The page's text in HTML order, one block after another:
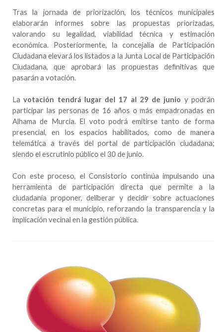
Tras la jornada de priorización, los técnicos municipales
elaborarán informes sobre las propuestas priorizadas,
valorando su legalidad, viabilidad técnica y estimación
económica. Posteriormente, la concejalía de Participación
Ciudadana elevará los listados a la Junta Local de Participación
Ciudadana, que aprobará las propuestas definitivas que
pasarán a votación.
Lavotación tendrá lugar del 17 al 29 de junio y podrán
participar las personas de 16 años o más empadronadas en
Alhama de Murcia. El voto podrá emitirse tanto de forma
presencial, en los espacios habilitados, como de manera
telemática a través del portal de participación ciudadana;
siendo el escrutinio público el 30 de junio.
Con este proceso, el Consistorio continúa impulsando una
herramienta de participación directa que permite a la
ciudadanía proponer, deliberar y decidir sobre actuaciones
concretas para el municipio, reforzando la transparencia y la
implicación vecinal en la gestión pública.